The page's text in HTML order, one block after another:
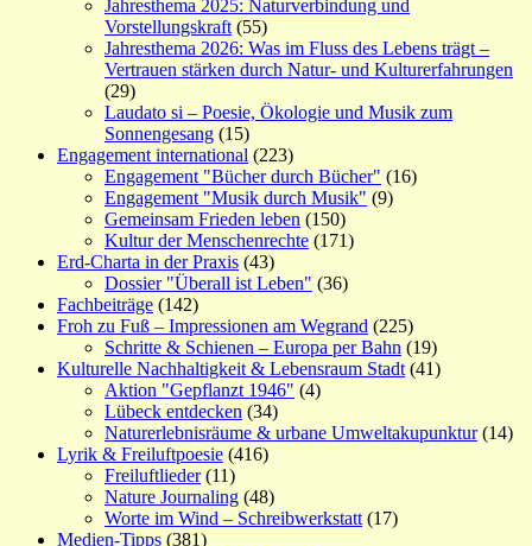
Jahresthema 2025: Naturverbindung und
Vorstellungskraft (55)
Jahresthema 2026: Was im Fluss des Lebens trägt –
Vertrauen stärken durch Natur- und Kulturerfahrungen
(29)
Laudato si – Poesie, Ökologie und Musik zum
Sonnengesang (15)
Engagement international (223)
Engagement "Bücher durch Bücher" (16)
Engagement "Musik durch Musik" (9)
Gemeinsam Frieden leben (150)
Kultur der Menschenrechte (171)
Erd-Charta in der Praxis (43)
Dossier "Überall ist Leben" (36)
Fachbeiträge (142)
Froh zu Fuß – Impressionen am Wegrand (225)
Schritte & Schienen – Europa per Bahn (19)
Kulturelle Nachhaltigkeit & Lebensraum Stadt (41)
Aktion "Gepflanzt 1946" (4)
Lübeck entdecken (34)
Naturerlebnisräume & urbane Umweltakupunktur(14)
Lyrik & Freiluftpoesie (416)
Freiluftlieder(11)
Nature Journaling (48)
Worte im Wind – Schreibwerkstatt (17)
Medien-Tipps (381)